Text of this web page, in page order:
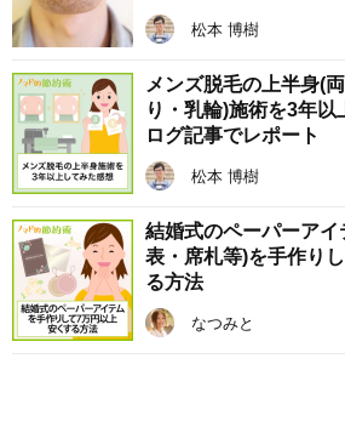
松本 博樹
メンズ脱毛の上半身(
り・乳輪)施術を3年
ログ記事でレポート
松本 博樹
結婚式のペーパーアイ
表・席札等)を手作り
る方法
なつみと